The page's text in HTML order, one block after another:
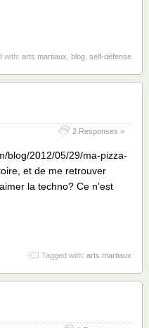
with: arts martiaux blog, self-défense
2 Responses »
blog/2012/05/29/ma-pizza-
et de me retrouver
la techno? Ce n’est
Tagged with: arts martiaux